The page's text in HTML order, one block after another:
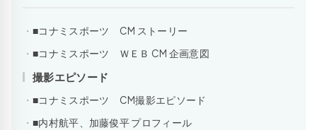
■コナミスポーツ CM ストーリー
■コナミスポーツ ＷＥＢ CM 企画意図
撮影エピソード
■コナミスポーツ CM撮影エピソード
■内村航平、加藤俊平 プロフィール